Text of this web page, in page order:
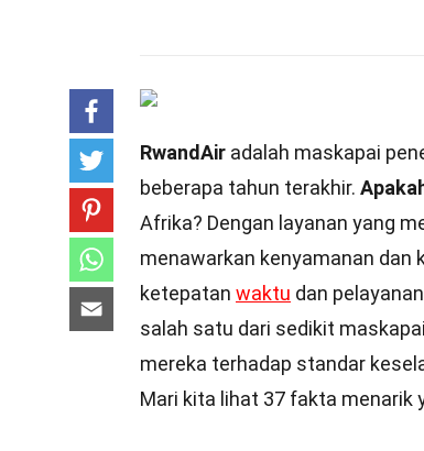
RwandAir adalah maskapai
beberapa tahun terakhir.
Afrika? Dengan layanan yang
menawarkan kenyamanan dan
ketepatan waktu dan
salah satu dari sedikit
mereka terhadap standar
Mari kita lihat 37 fakta menarik